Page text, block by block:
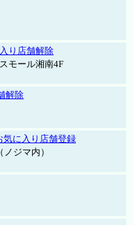
り店舗解除
モール湘南4F
解除
気に入り店舗登録
ジマ内）